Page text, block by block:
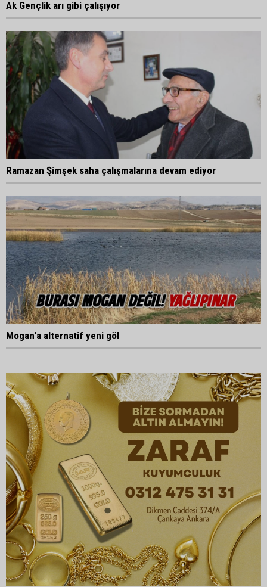
Ak Gençlik arı gibi çalışıyor
Ramazan Şimşek saha çalışmalarına devam ediyor
Mogan'a alternatif yeni göl